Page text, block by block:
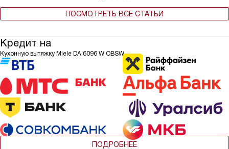
ПОСМОТРЕТЬ ВСЕ СТАТЬИ
Кредит на
Кухонную вытяжку Miele DA 6096 W OBSW
ПОДРОБНЕЕ